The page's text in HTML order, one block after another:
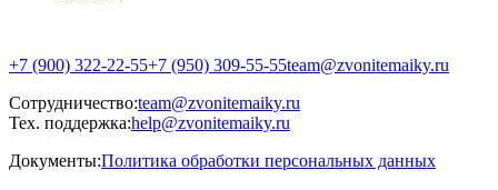
+7 (900) 322-22-55+7 (950) 309-55-55team@zvonitemaiky.ru
Сотрудничество:team@zvonitemaiky.ru
Тех. поддержка:help@zvonitemaiky.ru
Документы:Политика обработки персональных данных